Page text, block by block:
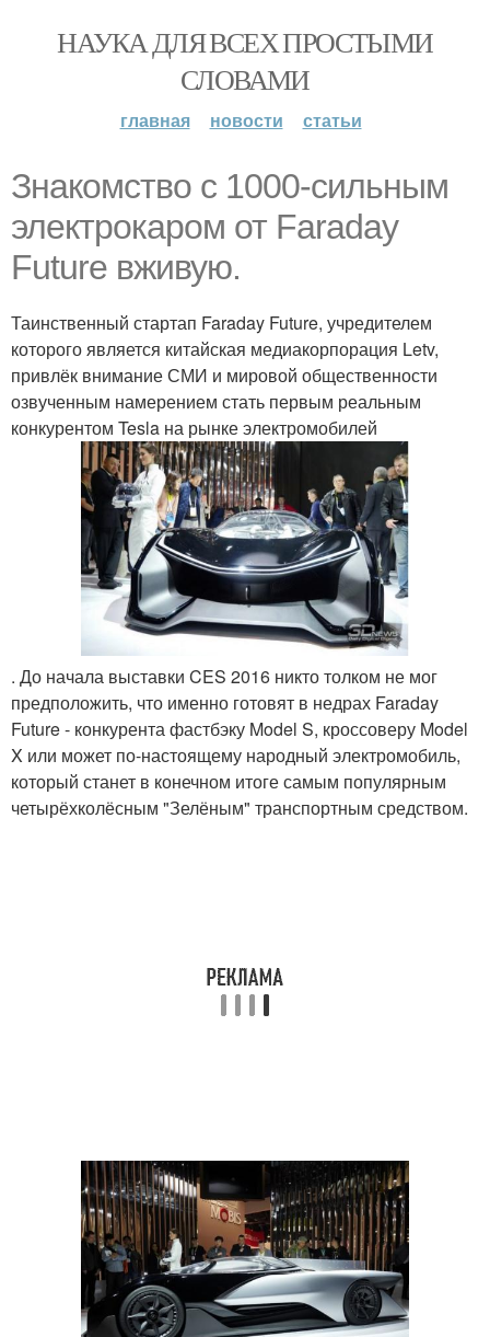
НАУКА ДЛЯ ВСЕХ ПРОСТЫМИ
СЛОВАМИ
главная новости статьи
Знакомство с 1000-сильным
электрокаром от Faraday
Future вживую.
Таинственный стартап Faraday Future, учредителем
которого является китайская медиакорпорация Letv,
привлёк внимание СМИ и мировой общественности
озвученным намерением стать первым реальным
конкурентом Tesla на рынке электромобилей
. До начала выставки CES 2016 никто толком не мог
предположить, что именно готовят в недрах Faraday
Future - конкурента фастбэку Model S, кроссоверу Model
X или может по-настоящему народный электромобиль,
который станет в конечном итоге самым популярным
четырёхколёсным "Зелёным" транспортным средством.